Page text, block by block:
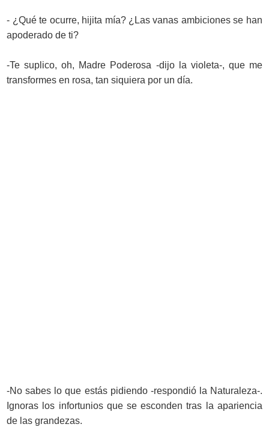
- ¿Qué te ocurre, hijita mía? ¿Las vanas ambiciones se han
apoderado de ti?
-Te suplico, oh, Madre Poderosa -dijo la violeta-, que me
transformes en rosa, tan siquiera por un día.
-No sabes lo que estás pidiendo -respondió la Naturaleza-.
Ignoras los infortunios que se esconden tras la apariencia
de las grandezas.